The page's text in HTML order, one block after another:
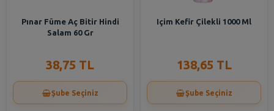
Pınar Füme Aç Bitir Hindi
Salam 60 Gr
38,75 TL
Şube Seçiniz
Içim Kefir Çilekli 1000 Ml
138,65 TL
Şube Seçiniz